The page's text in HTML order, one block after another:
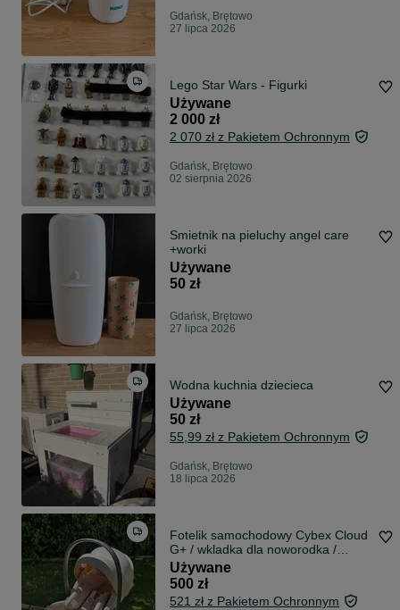
Gdańsk, Brętowo
27 lipca 2026
Lego Star Wars - Figurki
Używane
2 000 zł
2 070 zł z Pakietem Ochronnym
Gdańsk, Brętowo
02 sierpnia 2026
Smietnik na pieluchy angel care
+worki
Używane
50 zł
Gdańsk, Brętowo
27 lipca 2026
Wodna kuchnia dziecieca
Używane
50 zł
55,99 zł z Pakietem Ochronnym
Gdańsk, Brętowo
18 lipca 2026
Fotelik samochodowy Cybex Cloud
G+ / wkladka dla noworodka /
adaptery do wózka
Używane
500 zł
521 zł z Pakietem Ochronnym